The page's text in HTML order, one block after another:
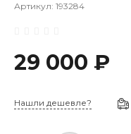
Артикул: 193284
29 000 ₽
Нашли дешевле?